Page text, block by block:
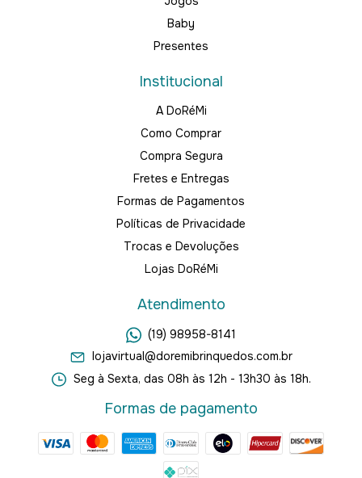
Baby
Presentes
Institucional
A DoRéMi
Como Comprar
Compra Segura
Fretes e Entregas
Formas de Pagamentos
Políticas de Privacidade
Trocas e Devoluções
Lojas DoRéMi
Atendimento
(19) 98958-8141
lojavirtual@doremibrinquedos.com.br
Seg à Sexta, das 08h às 12h - 13h30 às 18h.
Formas de pagamento